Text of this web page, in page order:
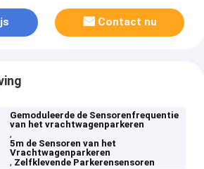
Contact nu
Gemoduleerde de Sensorenfrequentie
van het vrachtwagenparkeren
,
5m de Sensoren van het
Vrachtwagenparkeren
, Zelfklevende Parkerensensoren